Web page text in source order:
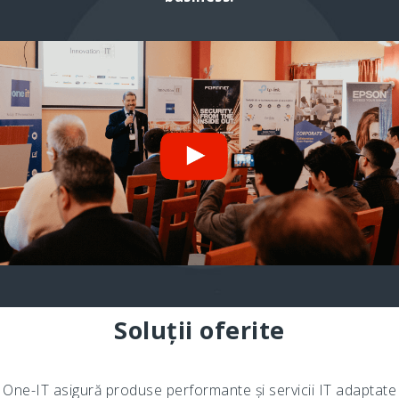
Soluții oferite
One-IT asigură produse performante și servicii IT adaptate